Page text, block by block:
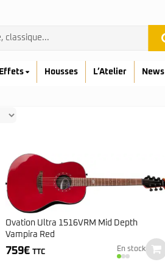
Effets Housses L’Atelier News
Ovation Ultra 1516VRM Mid Depth
Vampira Red
759€ TTC En stock